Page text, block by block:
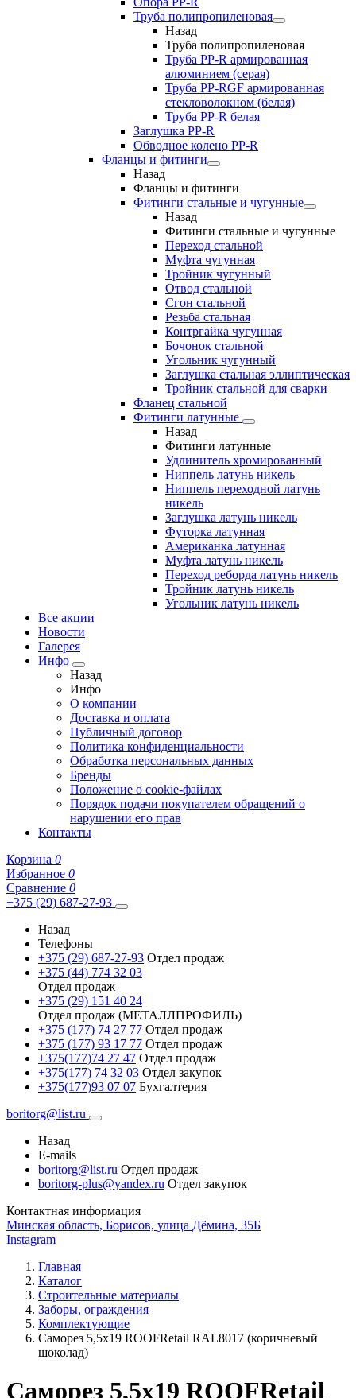
Труба полипропиленовая
Назад
Труба полипропиленовая
Труба PP-R армированная
алюминием (серая)
Труба PP-RGF армированная
стекловолокном (белая)
Труба РР-R белая
Заглушка PP-R
Обводное колено PP-R
Фланцы и фитинги
Назад
Фланцы и фитинги
Фитинги стальные и чугунные
Назад
Фитинги стальные и чугунные
Переход стальной
Муфта чугунная
Тройник чугунный
Отвод стальной
Сгон стальной
Резьба стальная
Контргайка чугунная
Бочонок стальной
Угольник чугунный
Заглушка стальная эллиптическая
Тройник стальной для сварки
Фланец стальной
Фитинги латунные
Назад
Фитинги латунные
Удлинитель хромированный
Ниппель латунь никель
Ниппель переходной латунь
никель
Заглушка латунь никель
Футорка латунная
Американка латунная
Муфта латунь никель
Переход реборда латунь никель
Тройник латунь никель
Угольник латунь никель
Все акции
Новости
Галерея
Инфо
Назад
Инфо
О компании
Доставка и оплата
Публичный договор
Политика конфиденциальности
Обработка персональных данных
Бренды
Положение о cookie-файлах
Порядок подачи покупателем обращений о
нарушении его прав
Контакты
Корзина 0
Избранное 0
Сравнение 0
+375 (29) 687-27-93
Назад
Телефоны
+375 (29) 687-27-93 Отдел продаж
+375 (44) 774 32 03
Отдел продаж
+375 (29) 151 40 24
Отдел продаж (МЕТАЛЛПРОФИЛЬ)
+375 (177) 74 27 77 Отдел продаж
+375 (177) 93 17 77 Отдел продаж
+375(177)74 27 47 Отдел продаж
+375(177) 74 32 03 Отдел закупок
+375(177)93 07 07 Бухгалтерия
boritorg@list.ru
Назад
E-mails
boritorg@list.ru Отдел продаж
boritorg-plus@yandex.ru Отдел закупок
Контактная информация
Минская область, Борисов, улица Дёмина, 35Б
Instagram
Главная
Каталог
Строительные материалы
Заборы, ограждения
Комплектующие
Саморез 5,5х19 ROOFRetail RAL8017 (коричневый
шоколад)
Саморез 5,5х19 ROOFRetail